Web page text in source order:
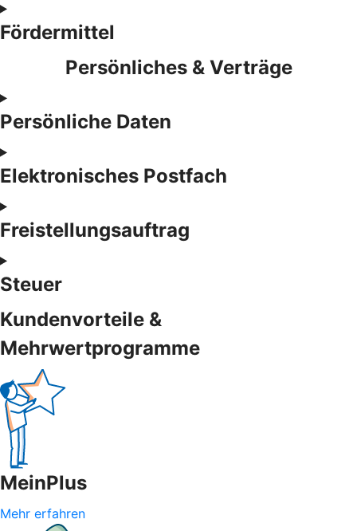
Fördermittel
Persönliches & Verträge
Persönliche Daten
Elektronisches Postfach
Freistellungsauftrag
Steuer
Kundenvorteile &
Mehrwertprogramme
MeinPlus
Mehr erfahren